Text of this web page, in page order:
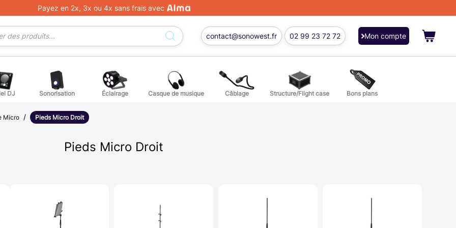
Payez en 2x, 3x ou 4x sans frais avec
contact@sonowest.fr 02 99 23 72 72 Mon compte
voix
autres instruments
DJ
DJ
Sonorisation Éclairage Casque de musique Câblage Structure/Flight case Bons plans
Micro / Pieds Micro Droit
Pieds Micro Droit